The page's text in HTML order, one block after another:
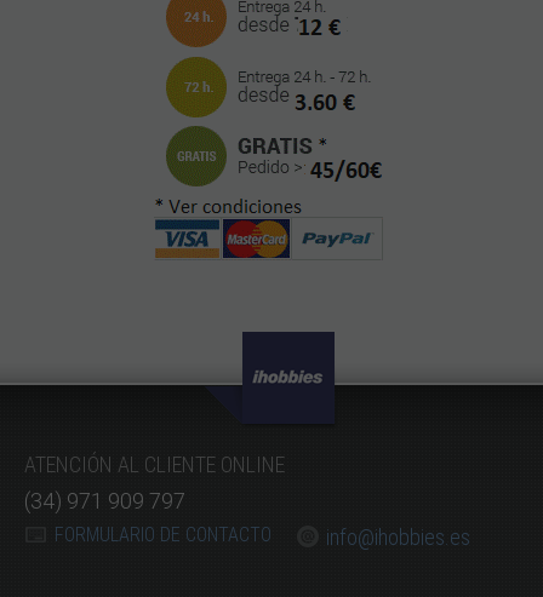
ATENCIÓN AL CLIENTE ONLINE
(34) 971 909 797
FORMULARIO DE CONTACTO info@ihobbies.es